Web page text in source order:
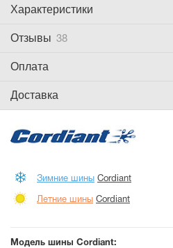
Характеристики
Отзывы 38
Оплата
Доставка
Зимние шины Cordiant
Летние шины Cordiant
Модель шины Cordiant: